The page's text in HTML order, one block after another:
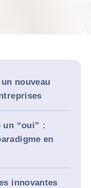
nouveau
un “oui” :
en
innovantes